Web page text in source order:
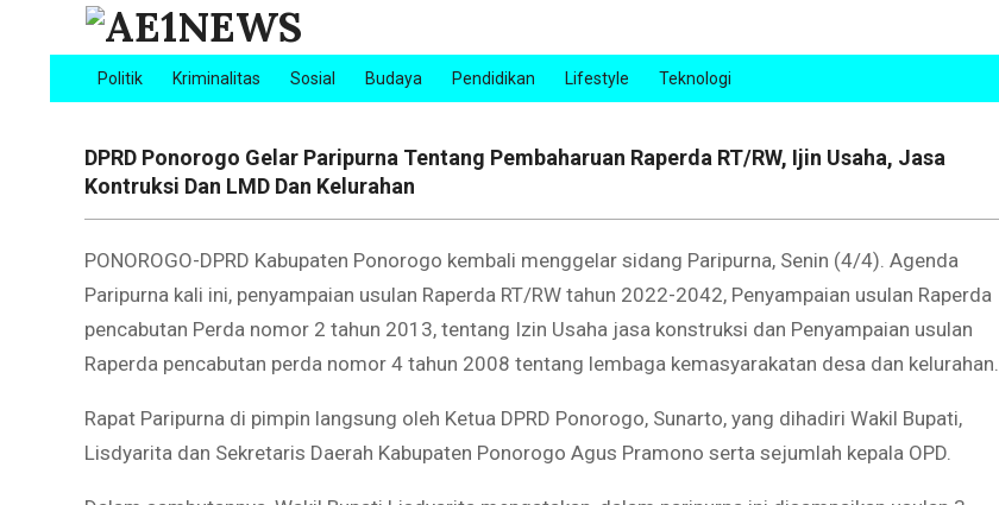
AE1NEWS
Primary
Menu
Politik Kriminalitas Sosial Budaya Pendidikan Lifestyle Teknologi
DPRD Ponorogo Gelar Paripurna Tentang Pembaharuan Raperda RT/RW, Ijin Usaha, Jasa
Kontruksi Dan LMD Dan Kelurahan
PONOROGO-DPRD Kabupaten Ponorogo kembali menggelar sidang Paripurna, Senin (4/4). Agenda
Paripurna kali ini, penyampaian usulan Raperda RT/RW tahun 2022-2042, Penyampaian usulan Raperda
pencabutan Perda nomor 2 tahun 2013, tentang Izin Usaha jasa konstruksi dan Penyampaian usulan
Raperda pencabutan perda nomor 4 tahun 2008 tentang lembaga kemasyarakatan desa dan kelurahan.
Rapat Paripurna di pimpin langsung oleh Ketua DPRD Ponorogo, Sunarto, yang dihadiri Wakil Bupati,
Lisdyarita dan Sekretaris Daerah Kabupaten Ponorogo Agus Pramono serta sejumlah kepala OPD.